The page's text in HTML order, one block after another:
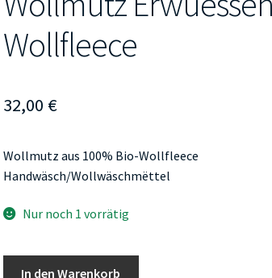
Wollfleece
32,00 €
Wollmutz aus 100% Bio-Wollfleece
Handwäsch/Wollwäschmëttel
Nur noch 1 vorrätig
In den Warenkorb